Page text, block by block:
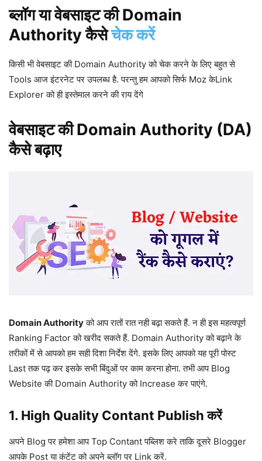
ब्लॉग या वेबसाइट की Domain
Authority कैसेचेक करें
किसी भी वेबसाइट की Domain Authority को चेक करने के लिए बहुत से
Tools आज इंटरनेट पर उपलब्ध है. परन्तु हम आपको सिर्फ Moz केLink
Explorer को ही इस्तेमाल करने की राय देंगे
वेबसाइट की Domain Authority (DA)
कैसे बढ़ाए
Domain Authorityको आप रातों रात नही बढ़ा सकते हैं. न ही इस महत्वपूर्ण
Ranking Factor को खरीद सकते हैं. Domain Authority को बढ़ाने के
तरीकों में से आपको हम सही दिशा निर्देश देंगे. इसके लिए आपको यह पूरी पोस्ट
Last तक पढ़ कर इसके सभी बिंदुओं पर काम करना होना. तभी आप Blog
Website की Domain Authority को Increase कर पाएंगे.
1. High Quality Contant Publish करें
अपने Blog पर हमेशा आप Top Contant पब्लिश करे ताकि दूसरे Blogger
आपके Post या कंटेंट को अपने ब्लॉग पर Link करें.